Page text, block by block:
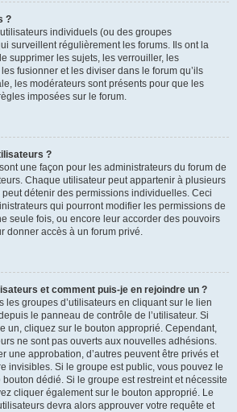
?
individuels (ou des groupes
surveillent régulièrement les forums. Ils ont la
supprimer les sujets, les verrouiller, les
fusionner et les diviser dans le forum qu’ils
les modérateurs sont présents pour que les
imposées sur le forum.
?
une façon pour les administrateurs du forum de
Chaque utilisateur peut appartenir à plusieurs
détenir des permissions individuelles. Ceci
qui pourront modifier les permissions de
seule fois, ou encore leur accorder des pouvoirs
donner accès à un forum privé.
et comment puis-je en rejoindre un ?
les groupes d’utilisateurs en cliquant sur le lien
le panneau de contrôle de l’utilisateur. Si
un, cliquez sur le bouton approprié. Cependant,
ne sont pas ouverts aux nouvelles adhésions.
une approbation, d’autres peuvent être privés et
invisibles. Si le groupe est public, vous pouvez le
dédié. Si le groupe est restreint et nécessite
cliquer également sur le bouton approprié. Le
devra alors approuver votre requête et